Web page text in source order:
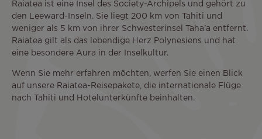
Raiatea ist eine Insel des Society-Archipels und gehört zu
den Leeward-Inseln. Sie liegt 200 km von Tahiti und
weniger als 5 km von ihrer Schwesterinsel Taha'a entfernt.
Raiatea gilt als das lebendige Herz Polynesiens und hat
eine besondere Aura in der Inselkultur.
Wenn Sie mehr erfahren möchten, werfen Sie einen Blick
auf unsere Raiatea-Reisepakete, die internationale Flüge
nach Tahiti und Hotelunterkünfte beinhalten.